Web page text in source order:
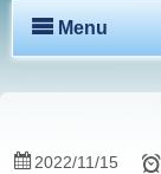
Menu
2022/11/15